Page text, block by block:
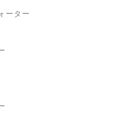
ーター